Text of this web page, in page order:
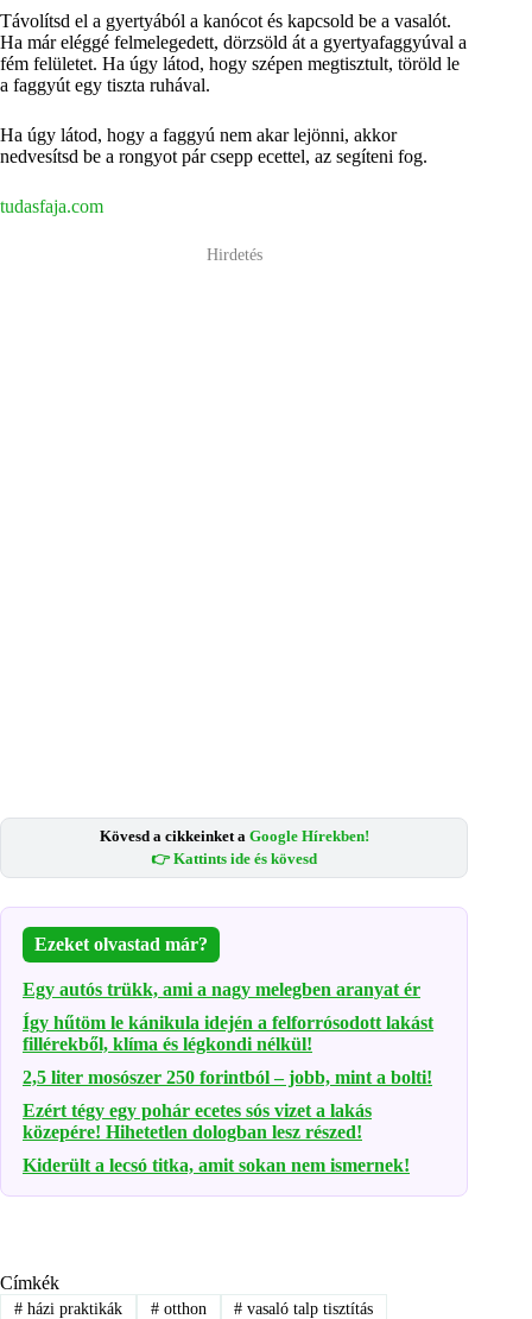
Távolítsd el a gyertyából a kanócot és kapcsold be a vasalót.
Ha már eléggé felmelegedett, dörzsöld át a gyertyafaggyúval a
fém felületet. Ha úgy látod, hogy szépen megtisztult, töröld le
a faggyút egy tiszta ruhával.
Ha úgy látod, hogy a faggyú nem akar lejönni, akkor
nedvesítsd be a rongyot pár csepp ecettel, az segíteni fog.
tudasfaja.com
Hirdetés
Kövesd a cikkeinket a Google Hírekben!
👉 Kattints ide és kövesd
Ezeket olvastad már?
Egy autós trükk, ami a nagy melegben aranyat ér
Így hűtöm le kánikula idején a felforrósodott lakást
fillérekből, klíma és légkondi nélkül!
2,5 liter mosószer 250 forintból – jobb, mint a bolti!
Ezért tégy egy pohár ecetes sós vizet a lakás
közepére! Hihetetlen dologban lesz részed!
Kiderült a lecsó titka, amit sokan nem ismernek!
Címkék
#házi praktikák #otthon # vasaló talp tisztítás